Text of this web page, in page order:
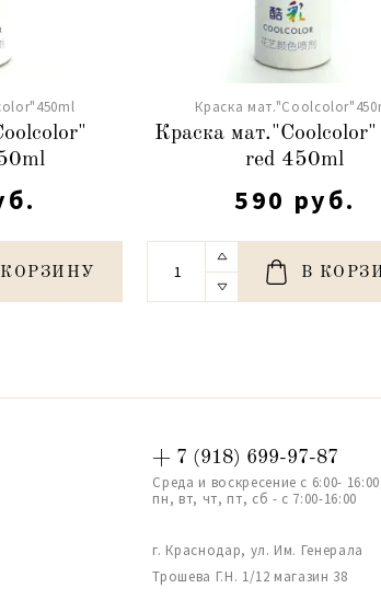
Краска
Краска
red 450ml
590 руб.
В
+ 7 (918) 699-97-87
Среда и воскресение с 6:00-
пн, вт, чт, пт, сб - с 7:00-16:00
г. Краснодар, ул. Им. Генерала
Трошева Г.Н. 1/12 магазин 38